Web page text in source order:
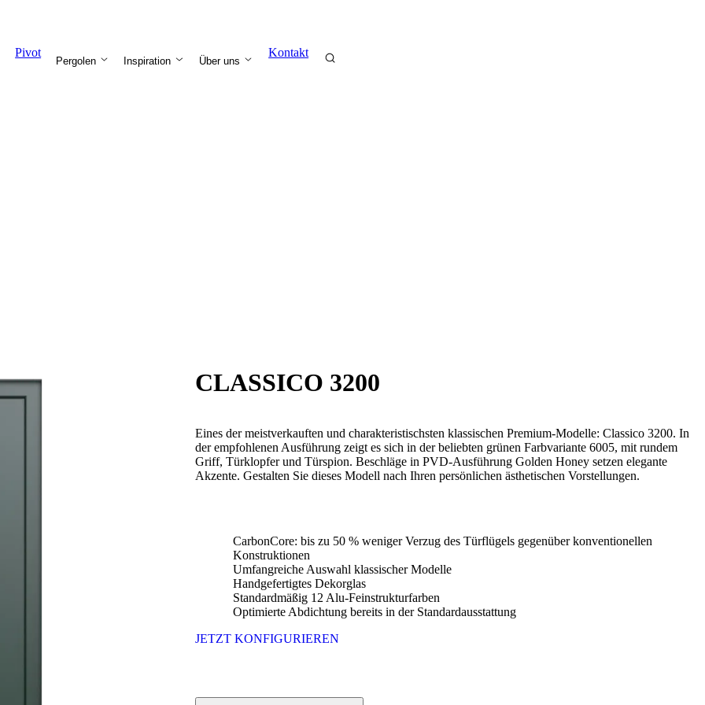
Pivot
Pergolen Inspiration Über uns
Kontakt
CLASSICO 3200
Eines der meistverkauften und charakteristischsten klassischen Premium-Modelle: Classico 3200. In
der empfohlenen Ausführung zeigt es sich in der beliebten grünen Farbvariante 6005, mit rundem
Griff, Türklopfer und Türspion. Beschläge in PVD-Ausführung Golden Honey setzen elegante
Akzente. Gestalten Sie dieses Modell nach Ihren persönlichen ästhetischen Vorstellungen.
CarbonCore: bis zu 50 % weniger Verzug des Türflügels gegenüber konventionellen
Konstruktionen
Umfangreiche Auswahl klassischer Modelle
Handgefertigtes Dekorglas
Standardmäßig 12 Alu-Feinstrukturfarben
Optimierte Abdichtung bereits in der Standardausstattung
JETZT KONFIGURIEREN